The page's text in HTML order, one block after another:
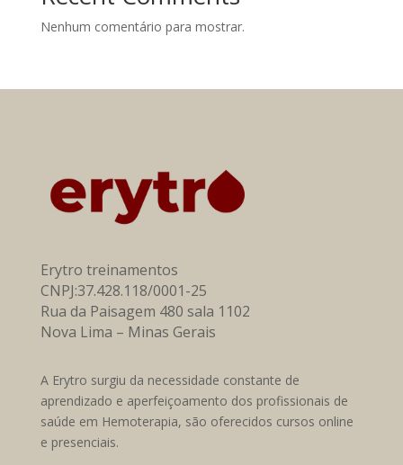
Nenhum comentário para mostrar.
Erytro treinamentos
CNPJ:37.428.118/0001-25
Rua da Paisagem 480 sala 1102
Nova Lima – Minas Gerais
A Erytro surgiu da necessidade constante de
aprendizado e aperfeiçoamento dos profissionais de
saúde em Hemoterapia, são oferecidos cursos online
e presenciais.